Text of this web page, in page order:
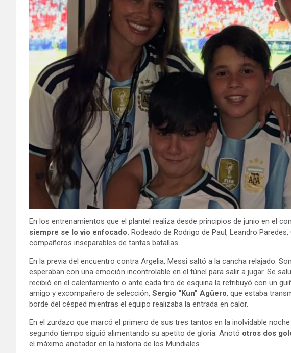
En los entrenamientos que el plantel realiza desde principios de junio en el
siempre se lo vio enfocado. Rodeado de Rodrigo de Paul, Leandro
compañeros inseparables de tantas batallas.
En la previa del encuentro contra Argelia, Messi saltó a la cancha relajado.
esperaban con una emoción incontrolable en el túnel para salir a jugar. Se
recibió en el calentamiento o ante cada tiro de esquina la retribuyó con un
amigo y excompañero de selección, Sergio “Kun” Agüero, que estaba
borde del césped mientras el equipo realizaba la entrada en calor.
En el zurdazo que marcó el primero de sus tres tantos en la inolvidable
segundo tiempo siguió alimentando su apetito de gloria. Anotó otros dos
el máximo anotador en la historia de los Mundiales.